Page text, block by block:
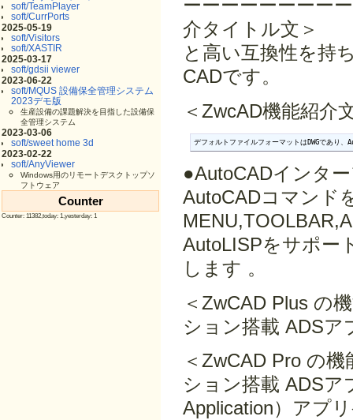
soft/TeamPlayer
soft/CurrPorts
2025-05-19
soft/Visitors
soft/XASTIR
2025-03-17
soft/gdsii viewer
2023-06-22
soft/MQUS 設備保全管理システム
2023デモ版
生産設備の課題解決を目指した設備保
全管理システム
2023-03-06
soft/sweet home 3d
2023-02-22
soft/AnyViewer
Windows用のリモートデスクトップソ
フトウェア
Counter
Counter: 11382,today: 1,yesterday: 1
ーーーーーーーー
介タイ
と高い互換性を持
CADです。
＜ZwcAD機能紹介
デフォルトファイルフォーマットはDWGであり
●AutoCADインタ
AutoCADコマンド
AutoLISPをサポー
します 。
＜ZwCAD Plus の
ション搭載 ADSア
＜ZwCAD Pro の
ション搭載 ADSア
Application）アプ